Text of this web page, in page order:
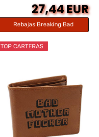
27,44 EUR
Rebajas Breaking Bad
TOP CARTERAS